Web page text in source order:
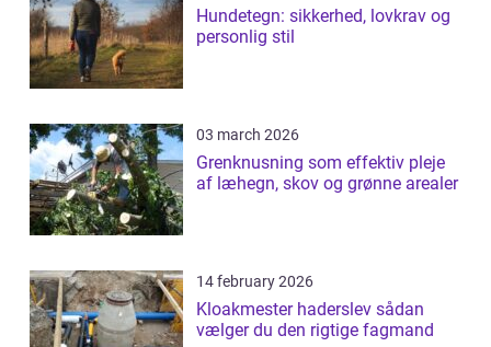
Hundetegn: sikkerhed, lovkrav og
personlig stil
03 march 2026
Grenknusning som effektiv pleje
af læhegn, skov og grønne arealer
14 february 2026
Kloakmester haderslev sådan
vælger du den rigtige fagmand